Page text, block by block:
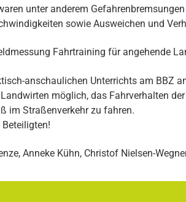
unter anderem
sowie Ausweichen und
anschaulichen Unterrichts am BBZ
möglich, das Fahrverhalten
im Straßenverkehr zu fahren.
Anneke Kühn, Christof Nielsen-